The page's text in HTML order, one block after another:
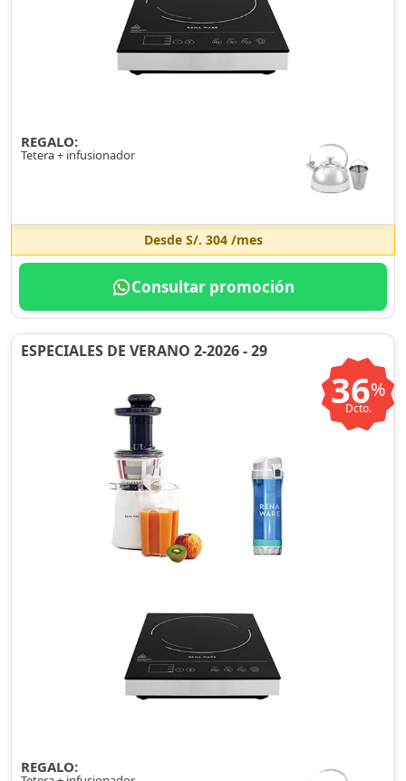
REGALO:
Tetera + infusionador
Desde S/. 304/mes
Consultar promoción
ESPECIALES DE VERANO 2-2026 - 29
36%
Dcto.
REGALO: